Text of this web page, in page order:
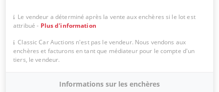
Le vendeur a déterminé après la vente aux enchères si le lot est
attribué - Plus d'information
Classic Car Auctions n'est pas le vendeur. Nous vendons aux
enchères et facturons en tant que médiateur pour le compte d'un
tiers, le vendeur.
Informations sur les enchères